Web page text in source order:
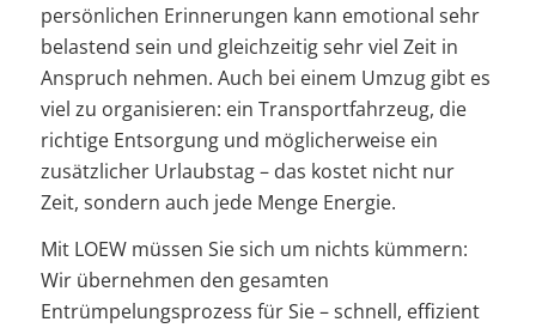
persönlichen Erinnerungen kann emotional sehr
belastend sein und gleichzeitig sehr viel Zeit in
Anspruch nehmen. Auch bei einem Umzug gibt es
viel zu organisieren: ein Transportfahrzeug, die
richtige Entsorgung und möglicherweise ein
zusätzlicher Urlaubstag – das kostet nicht nur
Zeit, sondern auch jede Menge Energie.
Mit LOEW müssen Sie sich um nichts kümmern:
Wir übernehmen den gesamten
Entrümpelungsprozess für Sie – schnell, effizient